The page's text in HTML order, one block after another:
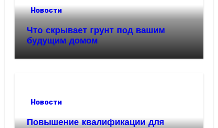
Новости
Что скрывает грунт под вашим
будущим домом
Новости
Повышение квалификации для